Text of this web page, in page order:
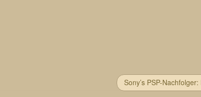
Sony’s PSP-